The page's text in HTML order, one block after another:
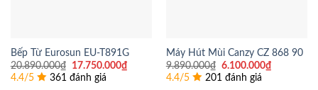
Bếp Từ Eurosun EU-T891G
20.890.000₫
Giá
gốc
là:
17.750.000₫Giá
4.4/5 361 đánh giá
Máy Hút Mùi Canzy CZ 868 90
9.890.000₫ Giá
gốc
là:
6.100.000₫Giá
4.4/5 201 đánh giá